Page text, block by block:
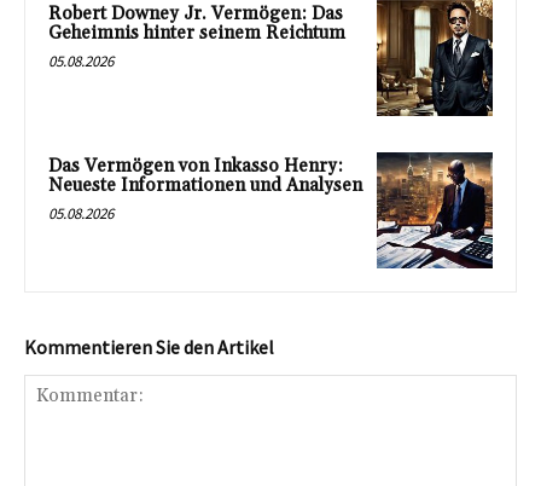
Robert Downey Jr. Vermögen: Das
Geheimnis hinter seinem Reichtum
05.08.2026
Das Vermögen von Inkasso Henry:
Neueste Informationen und Analysen
05.08.2026
Kommentieren Sie den Artikel